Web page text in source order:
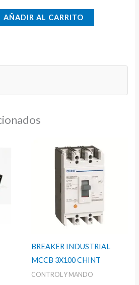
AÑADIR AL CARRITO
BREAKER INDUSTRIAL
MCCB 3X100 CHINT
CONTROL Y MANDO